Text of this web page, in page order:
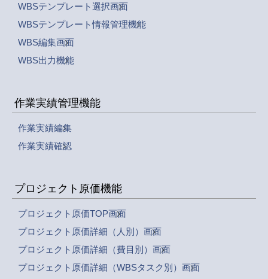
WBSテンプレート選択画面
WBSテンプレート情報管理機能
WBS編集画面
WBS出力機能
作業実績管理機能
作業実績編集
作業実績確認
プロジェクト原価機能
プロジェクト原価TOP画面
プロジェクト原価詳細（人別）画面
プロジェクト原価詳細（費目別）画面
プロジェクト原価詳細（WBSタスク別）画面